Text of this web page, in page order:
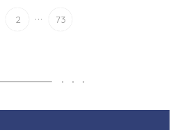
2 ... 73